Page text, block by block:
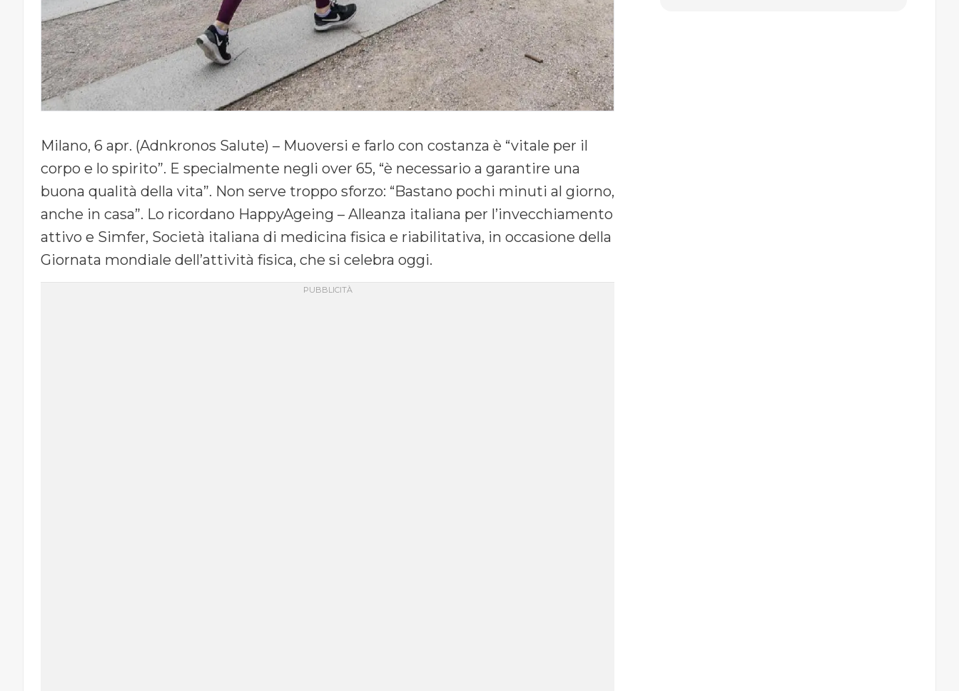
Milano, 6 apr. (Adnkronos Salute) – Muoversi e farlo con costanza è “vitale per il
corpo e lo spirito”. E specialmente negli over 65, “è necessario a garantire una
buona qualità della vita”. Non serve troppo sforzo: “Bastano pochi minuti al giorno,
anche in casa”. Lo ricordano HappyAgeing – Alleanza italiana per l’invecchiamento
attivo e Simfer, Società italiana di medicina fisica e riabilitativa, in occasione della
Giornata mondiale dell’attività fisica, che si celebra oggi.